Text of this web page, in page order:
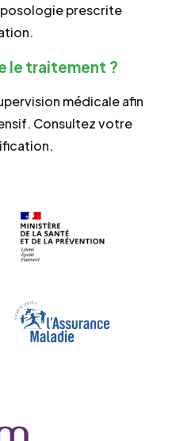
prescrite
le traitement ?
médicale afin
Consultez votre